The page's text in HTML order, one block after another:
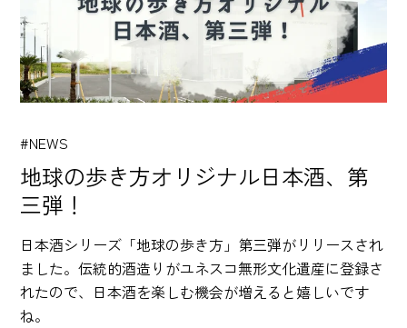
#NEWS
地球の歩き方オリジナル日本酒、第
三弾！
日本酒シリーズ「地球の歩き方」第三弾がリリースされ
ました。伝統的酒造りがユネスコ無形文化遺産に登録さ
れたので、日本酒を楽しむ機会が増えると嬉しいです
ね。